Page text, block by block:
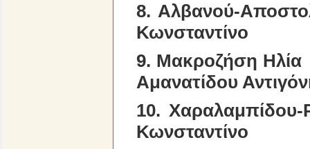
8. Αλβανού-
Κωνσταντίνο
9.
Αμανατίδου
10.
Κωνσταντίνο